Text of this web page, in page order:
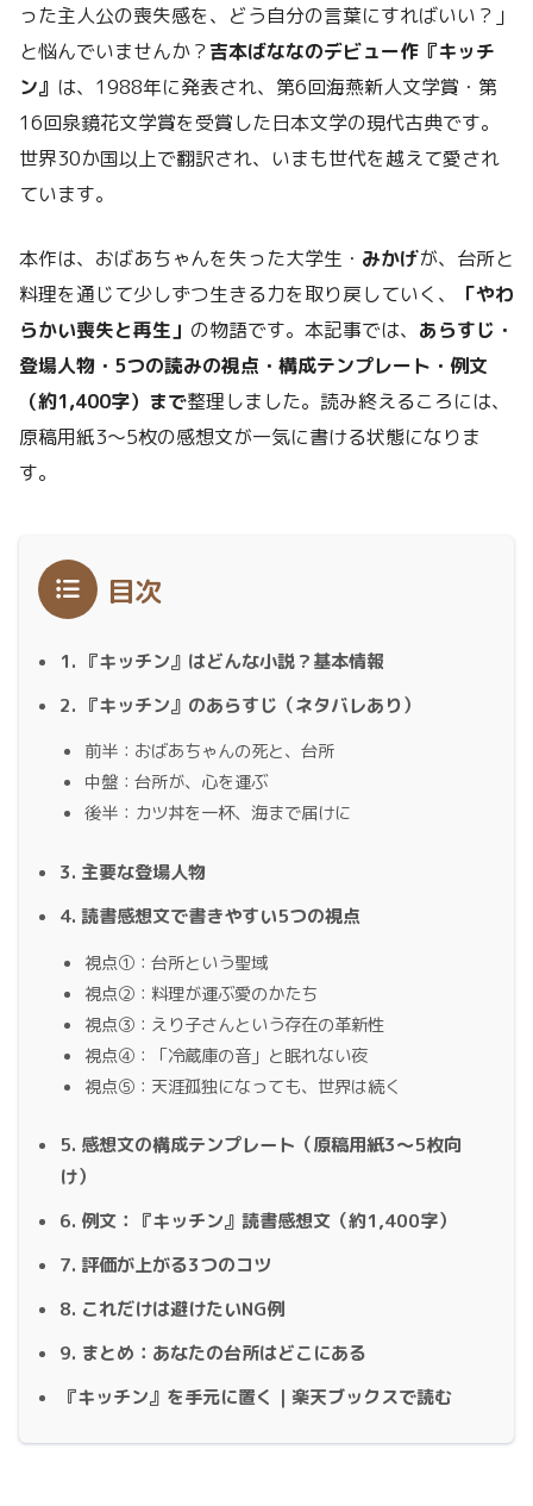
った主人公の喪失感を、どう自分の言葉にすればいい？」
と悩んでいませんか？吉本ばななのデビュー作『キッチ
ン』 は、1988年に発表され、第6回海燕新人文学賞・第
16回泉鏡花文学賞を受賞した日本文学の現代古典です。
世界30か国以上で翻訳され、いまも世代を越えて愛され
ています。
本作は、おばあちゃんを失った大学生・ みかげが、台所と
料理を通じて少しずつ生きる力を取り戻していく、
「やわ
らかい喪失と再生」 の物語です。本記事では、 あらすじ・
登場人物・5つの読みの視点・構成テンプレート・例文
（約1,400字）まで整理しました。読み終えるころには、
原稿用紙3〜5枚の感想文が一気に書ける状態になりま
す。
目次
1. 『キッチン』はどんな小説？基本情報
2. 『キッチン』のあらすじ（ネタバレあり）
前半：おばあちゃんの死と、台所
中盤：台所が、心を運ぶ
後半：カツ丼を一杯、海まで届けに
3. 主要な登場人物
4. 読書感想文で書きやすい5つの視点
視点①：台所という聖域
視点②：料理が運ぶ愛のかたち
視点③：えり子さんという存在の革新性
視点④：「冷蔵庫の音」と眠れない夜
視点⑤：天涯孤独になっても、世界は続く
5. 感想文の構成テンプレート（原稿用紙3〜5枚向
け）
6. 例文：『キッチン』読書感想文（約1,400字）
7. 評価が上がる3つのコツ
8. これだけは避けたいNG例
9. まとめ：あなたの台所はどこにある
『キッチン』を手元に置く｜楽天ブックスで読む